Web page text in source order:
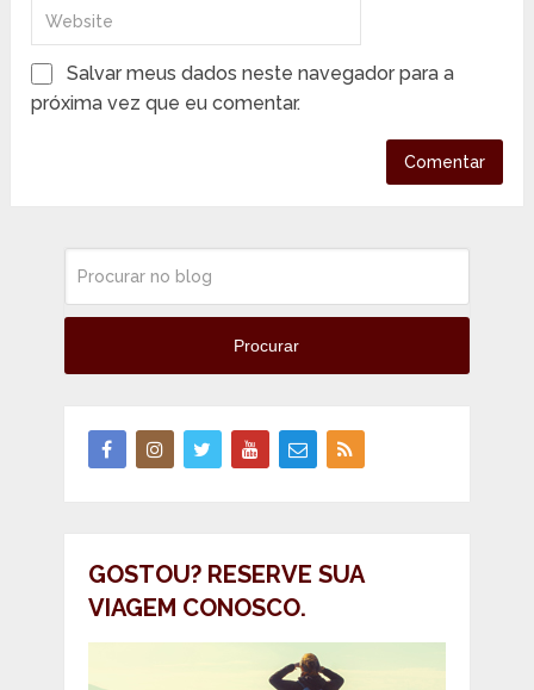
Salvar meus dados neste navegador para a
próxima vez que eu comentar.
Procurar
GOSTOU? RESERVE SUA
VIAGEM CONOSCO.